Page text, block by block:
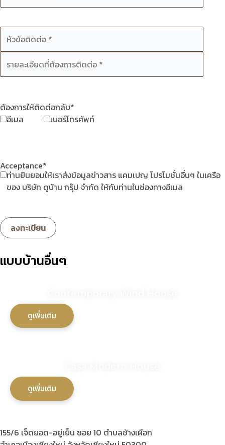
ต้องการให้ติดต่อกลับ*
อีเมล
เบอร์โทรศัพท์
Acceptance*
ท่านยินยอมให้เราส่งข้อมูลข่าวสาร แคมเปญ โปรโมชั่นอื่นๆ ในเครือ
ของ บริษัท ดูบ้าน กรุ๊ป จำกัด ให้กับท่านในช่องทางอีเมล
แบบบ้านอื่นๆ
ดูเพิ่มเติม
ดูเพิ่มเติม
155/6 เจ็ดยอด-อยู่เย็น ซอย 10 ตำบลช้างเผือก